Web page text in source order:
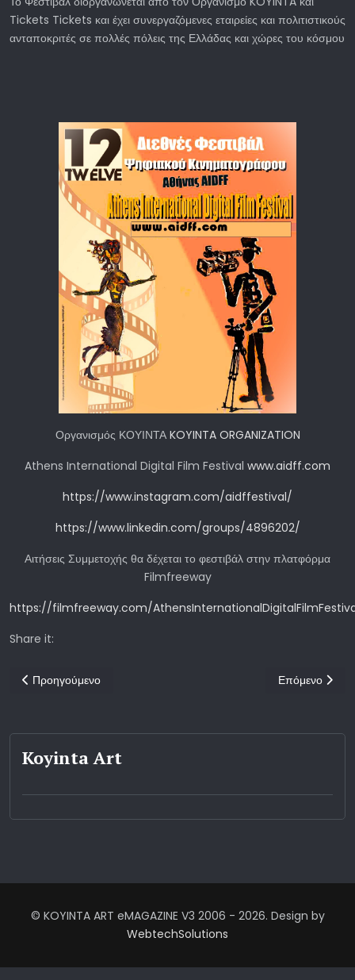
Tickets Tickets και έχει συνεργαζόμενες εταιρείες και πολιτιστικούς
ανταποκριτές σε πολλές πόλεις της Ελλάδας και χώρες του κόσμου
Οργανισμός ΚΟΥΙΝΤΑ KOYINTA ORGANIZATION
Athens International Digital Film Festival www.aidff.com
https://www.instagram.com/aidffestival/
https://www.linkedin.com/groups/4896202/
Αιτήσεις Συμμετοχής θα δέχεται το φεστιβάλ στην πλατφόρμα
Filmfreeway
https://filmfreeway.com/
Share it:
Προηγούμενο άρθρο: Προβολή της πολυβραβευμένης ταινίας
Προηγούμενο Επόμενο
Επόμενο
Koyinta Art
© KOYINTA ART eMAGAZINE V3 2006 - 2026. Design by
WebtechSolutions